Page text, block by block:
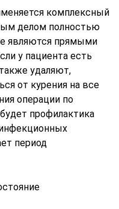
комплексный
делом полностью
являются прямыми
у пациента есть
удаляют,
от курения на все
операции по
профилактика
период